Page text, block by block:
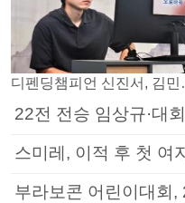
디펜딩
스미레, 이적 후 첫 여
부라보콘 어린이대회